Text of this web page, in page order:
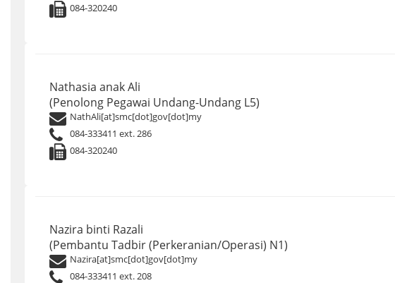
084-320240
Nathasia anak Ali
(Penolong Pegawai Undang-Undang L5)
NathAli[at]smc[dot]gov[dot]my
084-333411 ext. 286
084-320240
Nazira binti Razali
(Pembantu Tadbir (Perkeranian/Operasi) N1)
Nazira[at]smc[dot]gov[dot]my
084-333411 ext. 208